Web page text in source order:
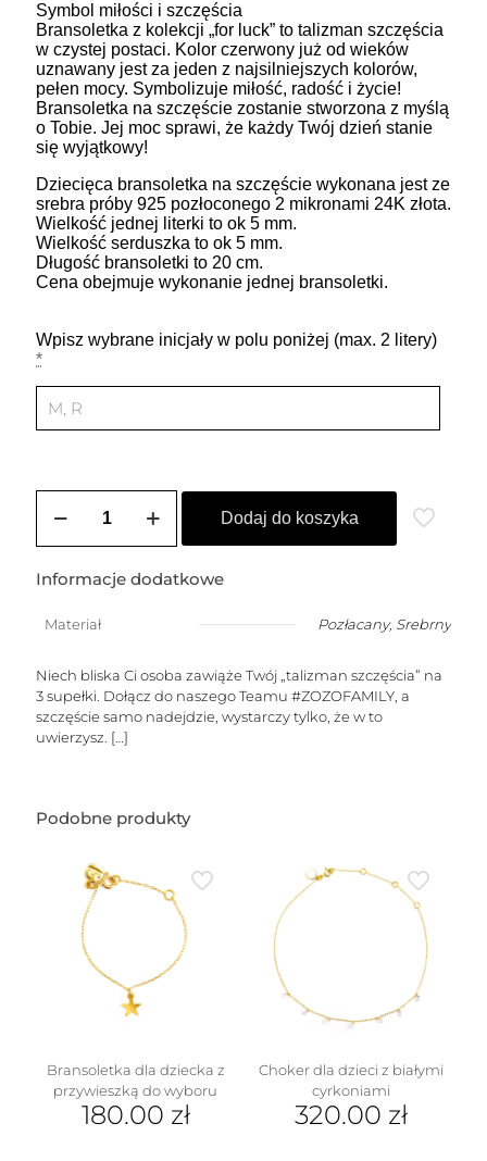
Symbol miłości i szczęścia
Bransoletka z kolekcji „for luck” to talizman szczęścia
w czystej postaci. Kolor czerwony już od wieków
uznawany jest za jeden z najsilniejszych kolorów,
pełen mocy. Symbolizuje miłość, radość i życie!
Bransoletka na szczęście zostanie stworzona z myślą
o Tobie. Jej moc sprawi, że każdy Twój dzień stanie
się wyjątkowy!
Dziecięca bransoletka na szczęście wykonana jest ze
srebra próby 925 pozłoconego 2 mikronami 24K złota.
Wielkość jednej literki to ok 5 mm.
Wielkość serduszka to ok 5 mm.
Długość bransoletki to 20 cm.
Cena obejmuje wykonanie jednej bransoletki.
Wpisz wybrane inicjały w polu poniżej (max. 2 litery)
*
Bransoletka
dla
(2-
10
dowolnymi
literkami
i
serduszkiem
Dodaj do koszyka
Informacje dodatkowe
Materiał Pozłacany, Srebrny
Niech bliska Ci osoba zawiąże Twój „talizman szczęścia” na
3 supełki. Dołącz do naszego Teamu #ZOZOFAMILY, a
szczęście samo nadejdzie, wystarczy tylko, że w to
uwierzysz. […]
Podobne produkty
Bransoletka dla dziecka z
przywieszką do wyboru
180.00 zł
Choker dla dzieci z białymi
cyrkoniami
320.00 zł